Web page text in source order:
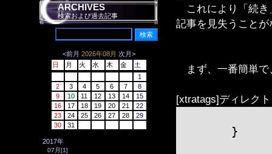
ARCHIVES
検索および過去記事
<前月 2026年08月 次月>
日
月 火 水 木 金
土
1
2
3 4 5 6 7
8
9
10 11 12 13 14
15
16
17 18 19 20 21
22
23
24 25 26 27 28
29
30
31
2017年
07月[1]
これにより「続き
記事を見失うこと
まず、一番簡単で
[xtratags]ディレク
}